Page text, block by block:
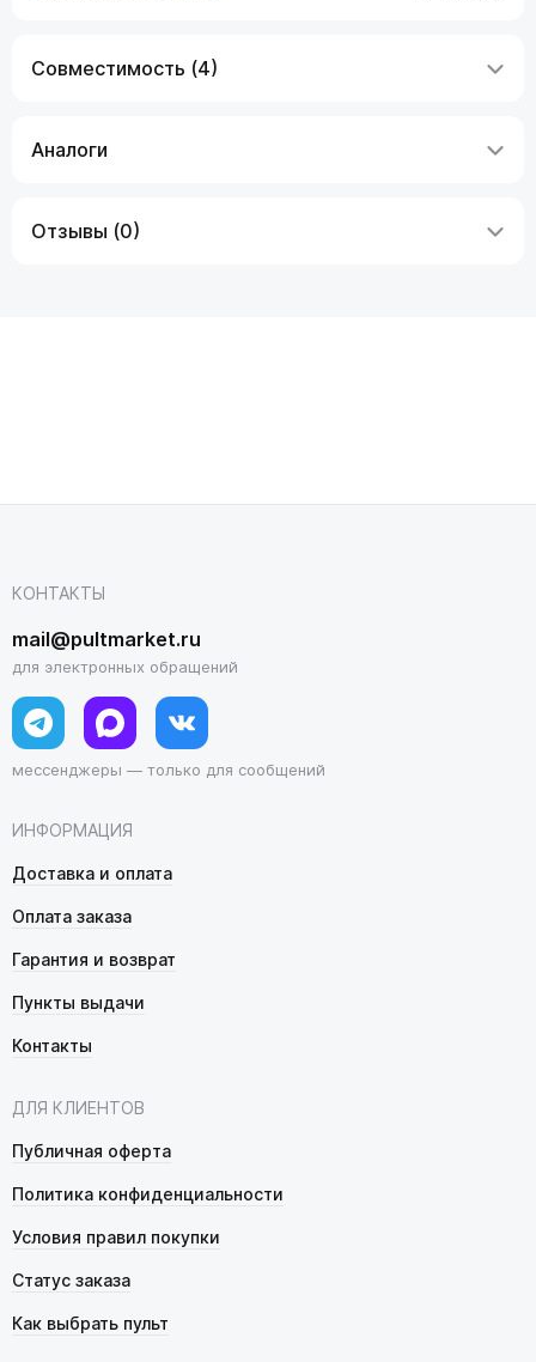
Совместимость (4)
Аналоги
Отзывы (0)
ИНФОРМАЦИЯ
Доставка и оплата
Оплата заказа
Гарантия и возврат
Пункты выдачи
Контакты
ДЛЯ КЛИЕНТОВ
Публичная оферта
Политика конфиденциальности
Условия правил покупки
Статус заказа
Как выбрать пульт
КОНТАКТЫ
mail@pultmarket.ru
для электронных обращений
мессенджеры — только для сообщений